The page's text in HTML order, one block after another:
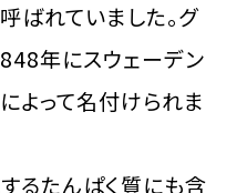
ばれていました。グ
年にスウェーデン
よって名付けられま
るたんぱく質にも含